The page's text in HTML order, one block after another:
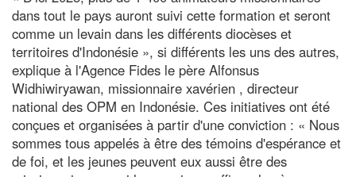
dans tout le pays auront suivi cette formation et seront
comme un levain dans les différents diocèses et
territoires d'Indonésie », si différents les uns des autres,
explique à l'Agence Fides le père Alfonsus
Widhiwiryawan, missionnaire xavérien , directeur
national des OPM en Indonésie. Ces initiatives ont été
conçues et organisées à partir d'une conviction : « Nous
sommes tous appelés à être des témoins d'espérance et
de foi, et les jeunes peuvent eux aussi être des